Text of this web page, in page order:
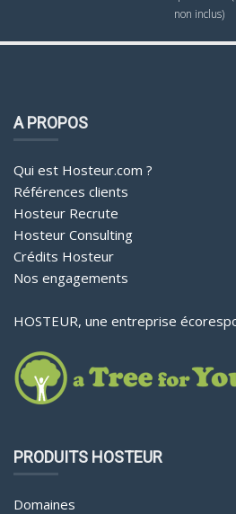
non inclus)
A PROPOS
Qui est Hosteur.com ?
Références clients
Hosteur Recrute
Hosteur Consulting
Crédits Hosteur
Nos engagements
HOSTEUR, une entreprise
PRODUITS HOSTEUR
Domaines